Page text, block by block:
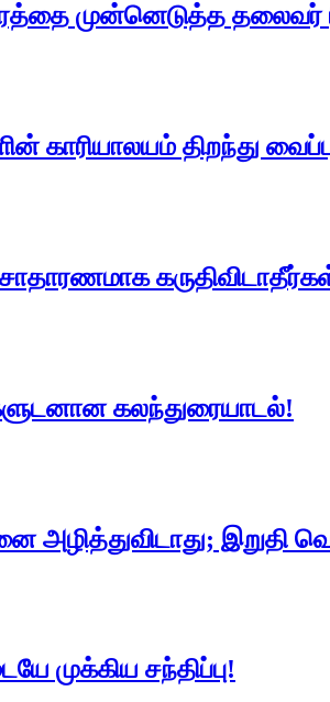
முன்னெடுத்த தலைவர்
காரியாலயம் திறந்து
கலந்துரையாடல்!
இறுதி
முக்கிய சந்திப்பு!